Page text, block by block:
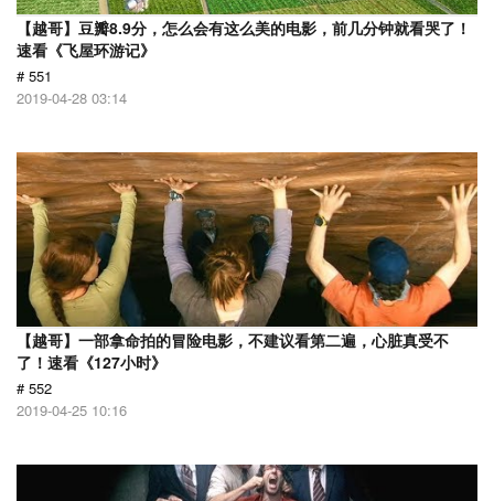
【越哥】豆瓣8.9分，怎么会有这么美的电影，前几分钟就看哭了！
速看《飞屋环游记》
# 551
2019-04-28 03:14
【越哥】一部拿命拍的冒险电影，不建议看第二遍，心脏真受不
了！速看《127小时》
# 552
2019-04-25 10:16